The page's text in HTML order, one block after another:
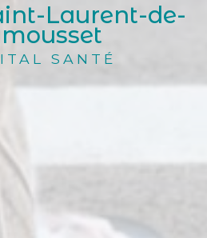
Laurent-de-
SANTÉ